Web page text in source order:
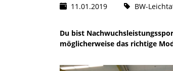
11.01.2019 BW-
Du bist
möglicherweise das richtige